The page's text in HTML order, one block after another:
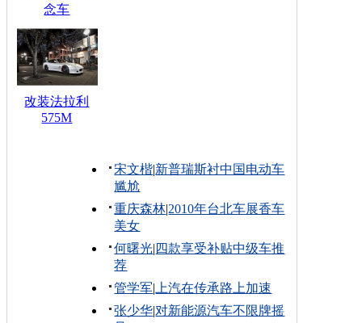
念车
改装法拉利
575M
宋文楷|新普瑞斯衬中国电动车
尴尬
重庆森林|2010年台北车展香车
美女
何曙光| 四款享受补贴中级车推
荐
管学军| 上汽在传承路上加速
张少华|对新能源汽车不限牌摇